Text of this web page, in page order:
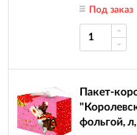
Под заказ
Пакет-
фольгой,